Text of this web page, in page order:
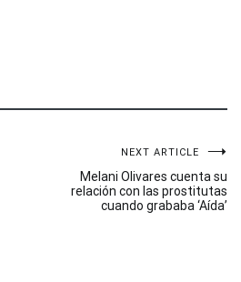
NEXT ARTICLE
Melani Olivares cuenta su
relación con las prostitutas
cuando grababa ‘Aída’